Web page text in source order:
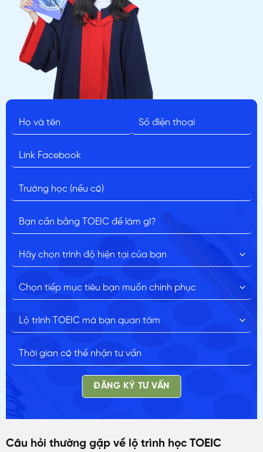
ĐĂNG KÝ TƯ VẤN
Câu hỏi thường gặp về lộ trình học TOEIC
ĐĂNG KÝ TƯ VẤN